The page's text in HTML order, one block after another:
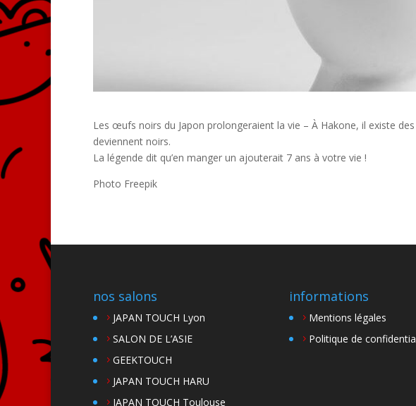
Les œufs noirs du Japon prolongeraient la vie – À Hakone, il existe
deviennent noirs.
La légende dit qu’en manger un ajouterait 7 ans à votre vie !
Photo Freepik
nos salons
JAPAN TOUCH Lyon
SALON DE L’ASIE
GEEKTOUCH
JAPAN TOUCH HARU
JAPAN TOUCH Toulouse
informations
Mentions légales
Politique de